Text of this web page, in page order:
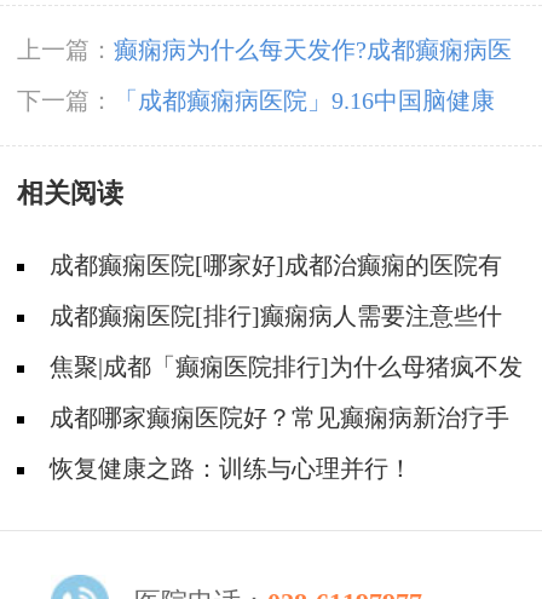
上一篇： 癫痫病为什么每天发作?成都癫痫病医
院
下一篇：
「成都癫痫病医院」9.16中国脑健康
日，关注脑部癫痫病，精准诊疗摆脱癫痫困扰
相关阅读
成都癫痫医院[哪家好]成都治癫痫的医院有
哪些?成都癫痫医院[排行]癫痫病人需要注意些什
么
焦聚|成都「癫痫医院排行]为什么母猪疯不发
作还需要吃药呢?
成都哪家癫痫医院好？常见癫痫病新治疗手
段有哪些？
恢复健康之路：训练与心理并行！